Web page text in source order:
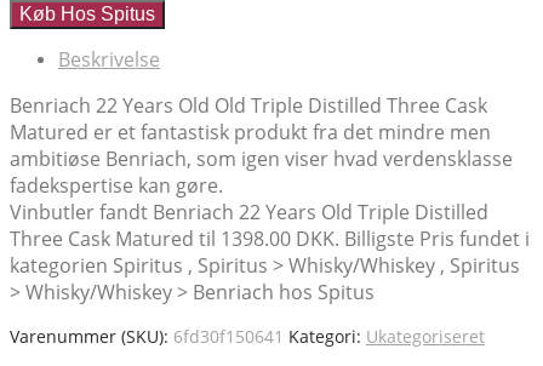
Køb Hos Spitus
Beskrivelse
Benriach 22 Years Old Old Triple Distilled Three Cask
Matured er et fantastisk produkt fra det mindre men
ambitiøse Benriach, som igen viser hvad verdensklasse
fadekspertise kan gøre.
Vinbutler fandt Benriach 22 Years Old Triple Distilled
Three Cask Matured til 1398.00 DKK. Billigste Pris fundet i
kategorien Spiritus , Spiritus > Whisky/Whiskey , Spiritus
> Whisky/Whiskey > Benriach hos Spitus
Varenummer (SKU): 6fd30f150641 Kategori: Ukategoriseret